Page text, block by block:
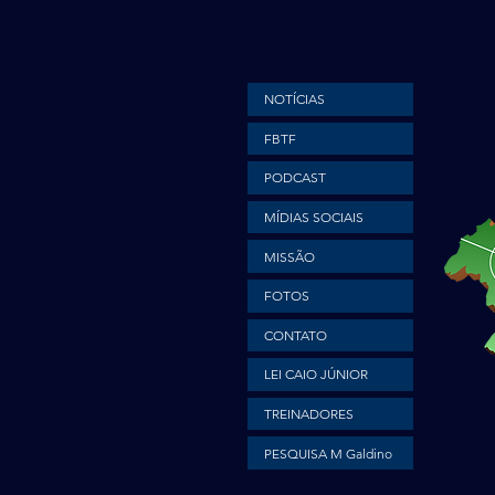
NOTÍCIAS
FBTF
PODCAST
MÍDIAS SOCIAIS
MISSÃO
FOTOS
CONTATO
LEI CAIO JÚNIOR
TREINADORES
PESQUISA M Galdino